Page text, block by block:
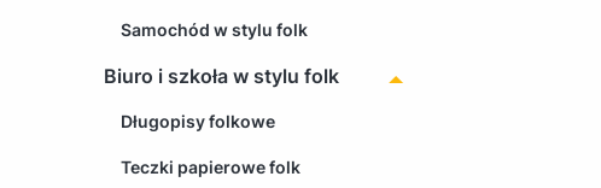
Samochód w stylu folk
Biuro i szkoła w stylu folk
Długopisy folkowe
Teczki papierowe folk